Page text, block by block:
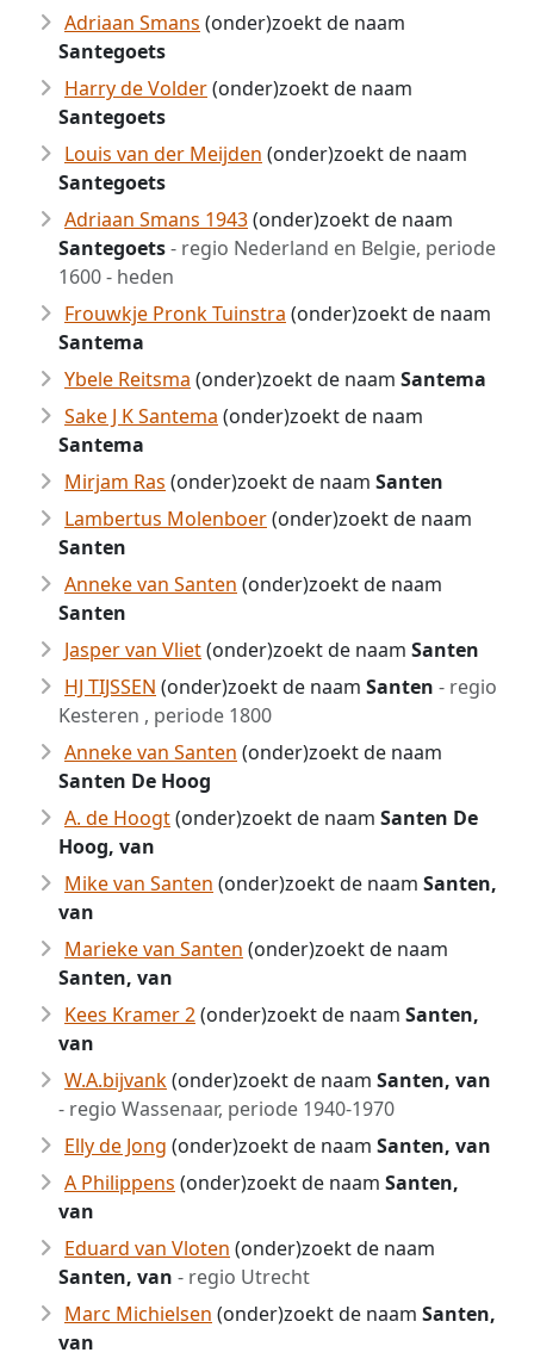
Adriaan Smans (onder)zoekt de naam
Santegoets
Harry de Volder(onder)zoekt de naam
Santegoets
Louis van der Meijden (onder)zoekt de naam
Santegoets
Adriaan Smans 1943(onder)zoekt de naam
Santegoets- regio Nederland en Belgie, periode
1600 - heden
Frouwkje Pronk Tuinstra (onder)zoekt de naam
Santema
Ybele Reitsma (onder)zoekt de naam Santema
Sake J K Santema (onder)zoekt de naam
Santema
Mirjam Ras (onder)zoekt de naam Santen
Lambertus Molenboer(onder)zoekt de naam
Santen
Anneke van Santen (onder)zoekt de naam
Santen
Jasper van Vliet(onder)zoekt de naam Santen
HJ TIJSSEN (onder)zoekt de naam Santen - regio
Kesteren , periode 1800
Anneke van Santen (onder)zoekt de naam
Santen De Hoog
A. de Hoogt(onder)zoekt de naam Santen De
Hoog, van
Mike van Santen (onder)zoekt de naam Santen,
van
Marieke van Santen (onder)zoekt de naam
Santen, van
Kees Kramer 2(onder)zoekt de naam Santen,
van
W.A.bijvank(onder)zoekt de naam Santen, van
- regio Wassenaar, periode 1940-1970
Elly de Jong (onder)zoekt de naam Santen, van
A Philippens (onder)zoekt de naam Santen,
van
Eduard van Vloten (onder)zoekt de naam
Santen, van - regio Utrecht
Marc Michielsen (onder)zoekt de naam Santen,
van